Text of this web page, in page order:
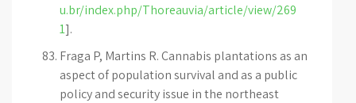
u.br/index.php/Thoreauvia/article/view/269
1].
Fraga P, Martins R. Cannabis plantations as an
aspect of population survival and as a public
policy and security issue in the northeast